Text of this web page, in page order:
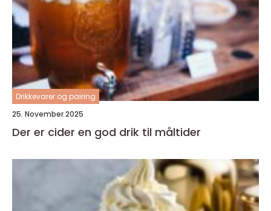
Drikkevarer og pairing
25. November 2025
Der er cider en god drik til måltider